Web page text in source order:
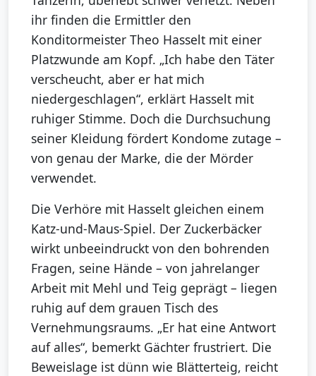
ihr finden die Ermittler den
Konditormeister Theo Hasselt mit einer
Platzwunde am Kopf. „Ich habe den Täter
verscheucht, aber er hat mich
niedergeschlagen“, erklärt Hasselt mit
ruhiger Stimme. Doch die Durchsuchung
seiner Kleidung fördert Kondome zutage –
von genau der Marke, die der Mörder
verwendet.
Die Verhöre mit Hasselt gleichen einem
Katz-und-Maus-Spiel. Der Zuckerbäcker
wirkt unbeeindruckt von den bohrenden
Fragen, seine Hände – von jahrelanger
Arbeit mit Mehl und Teig geprägt – liegen
ruhig auf dem grauen Tisch des
Vernehmungsraums. „Er hat eine Antwort
auf alles“, bemerkt Gächter frustriert. Die
Beweislage ist dünn wie Blätterteig, reicht